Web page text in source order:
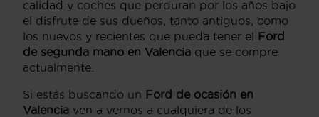
calidad y coches que perduran por los años bajo
el disfrute de sus dueños, tanto antiguos, como
los nuevos y recientes que pueda tener el Ford
de segunda mano en Valencia que se compre
actualmente.
Si estás buscando un Ford de ocasión en
Valencia ven a vernos a cualquiera de los